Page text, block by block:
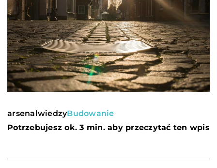
arsenalwiedzyBudowanie
Potrzebujesz ok. 3 min. aby przeczytać ten wpis